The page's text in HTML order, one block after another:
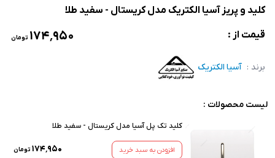
کلید و پریز آسیا الکتریک مدل کریستال - سفید طلا
قیمت از :
۱۷۴٬۹۵۰ تومان
برند : آسیا الکتریک
لیست محصولات :
کلید تک پل آسیا مدل کریستال - سفید طلا
افزودن به سبد خرید ۱۷۴٬۹۵۰ تومان